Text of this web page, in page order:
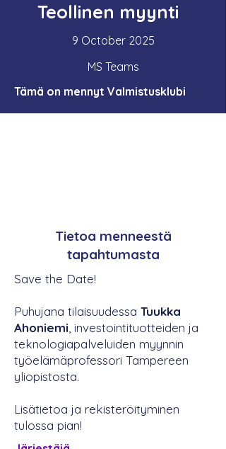
Teollinen myynti
9 October 2025
MS Teams
Tämä on mennyt Valmistusklubi
Tietoa menneestä
tapahtumasta
Save the Date!
Puhujana tilaisuudessa Tuukka
Ahoniemi , investointituotteiden ja
teknologiapalveluiden myynnin
työelämäprofessori Tampereen
yliopistosta.
Lisätietoa ja rekisteröityminen
tulossa pian!